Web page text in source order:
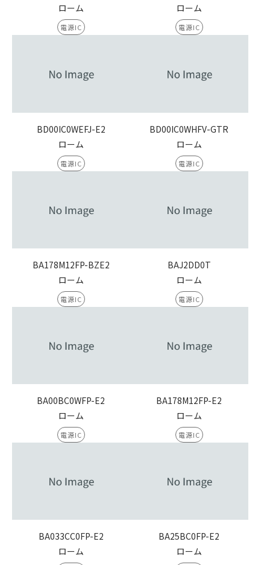
ローム
電源IC
ローム
電源IC
BD00IC0WEFJ-E2
ローム
電源IC
BD00IC0WHFV-GTR
ローム
電源IC
BA178M12FP-BZE2
ローム
電源IC
BAJ2DD0T
ローム
電源IC
BA00BC0WFP-E2
ローム
電源IC
BA178M12FP-E2
ローム
電源IC
BA033CC0FP-E2
ローム
BA25BC0FP-E2
ローム